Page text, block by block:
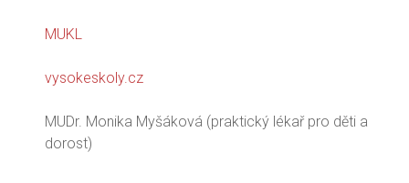
MUKL
vysokeskoly.cz
MUDr. Monika Myšáková (praktický lékař pro děti a
dorost)